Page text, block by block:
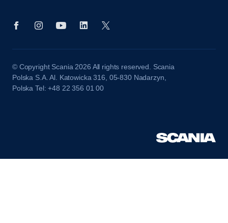
© Copyright Scania 2026 All rights reserved. Scania
Polska S.A. Al. Katowicka 316, 05-830 Nadarzyn,
Polska Tel: +48 22 356 01 00